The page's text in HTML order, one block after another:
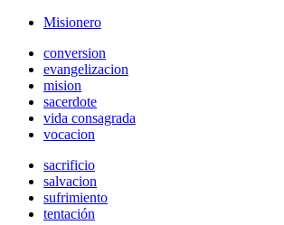
Misionero
conversion
evangelizacion
mision
sacerdote
vida consagrada
vocacion
sacrificio
salvacion
sufrimiento
tentación